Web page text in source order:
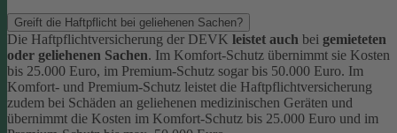
Greift die Haftpflicht bei geliehenen Sachen?
Die Haftpflichtversicherung der DEVK leistet auch bei gemieteten
oder geliehenen Sachen. Im Komfort-Schutz übernimmt sie Kosten
bis 25.000 Euro, im Premium-Schutz sogar bis 50.000 Euro. Im
Komfort- und Premium-Schutz leistet die Haftpflichtversicherung
zudem bei Schäden an geliehenen medizinischen Geräten und
übernimmt die Kosten im Komfort-Schutz bis 25.000 Euro und im